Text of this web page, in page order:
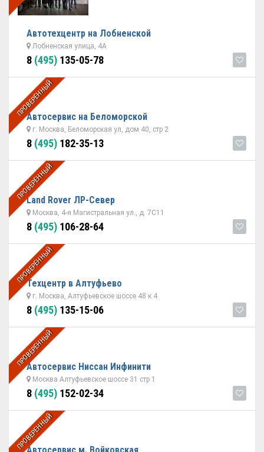
Автотехцентр на Лобненской
Лобненская улица, 4А
8 (495) 135-05-78
ПРОВЕРЕННЫЙ
Автосервис на Беломорской
г. Москва, Беломорская ул, дом 40, стр 2
8 (495) 182-35-13
ПРОВЕРЕННЫЙ
Land Rover ЛР-Север
Москва, 4-я Магистральная ул., д. 7С11
8 (495) 106-28-64
ПРОВЕРЕННЫЙ
Техцентр в Алтуфьево
г. Москва, Алтуфьевское шоссе 48 к 4
8 (495) 135-15-06
ПРОВЕРЕННЫЙ
Автосервис Ниссан Инфинити
Москва Алтуфьевское шоссе 31 стр 1
8 (495) 152-02-34
ПРОВЕРЕННЫЙ